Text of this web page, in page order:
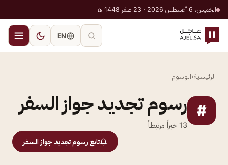
الخميس، 6 أغسطس 2026 · 23 صفر 1448 هـ
EN
الرئيسية‹الوسوم
# رسوم تجديد جواز السفر
13 خبراً مرتبطاً
تابع رسوم تجديد جواز السفر